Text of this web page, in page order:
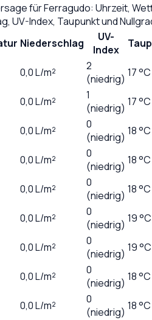
fürFerragudo: Uhrzeit,
UV-Index, Taupunkt und
Niederschlag
UV-
Index
0,0L/m²
2
(niedrig) 17 °C
0,0L/m²
1
(niedrig) 17 °C
0,0L/m²
0
(niedrig) 18 °C
0,0L/m²
0
(niedrig) 18 °C
0,0L/m²
0
(niedrig) 18 °C
0,0L/m²
0
(niedrig) 19 °C
0,0L/m²
0
(niedrig) 19 °C
0,0L/m²
0
(niedrig) 18 °C
0,0L/m²
0
(niedrig) 18 °C